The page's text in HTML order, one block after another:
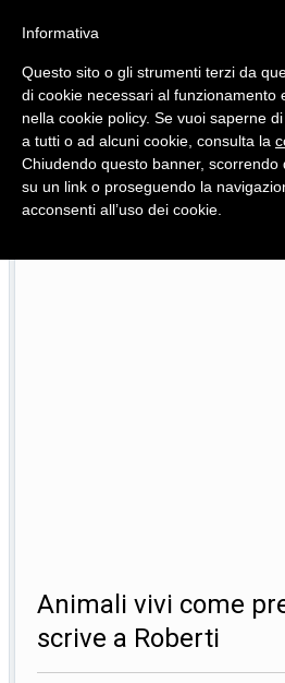
Quotidiano d'informazione distribuito
Animali vivi come
scrive a Roberti
Informativa
Questo sito o gli strumenti terzi da
di cookie necessari al funzionamento
nella cookie policy. Se vuoi saperne
a tutti o ad alcuni cookie, consulta la
Chiudendo questo banner,
su un link o proseguendo la
acconsenti all’uso dei cookie.